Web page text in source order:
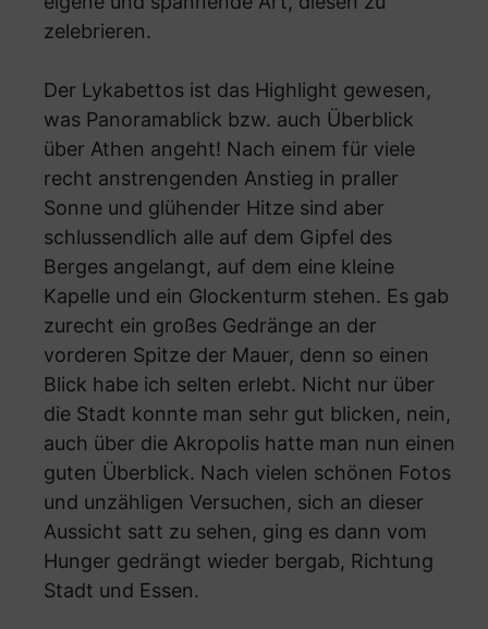
zelebrieren.
Der Lykabettos ist das Highlight gewesen,
was Panoramablick bzw. auch Überblick
über Athen angeht! Nach einem für viele
recht anstrengenden Anstieg in praller
Sonne und glühender Hitze sind aber
schlussendlich alle auf dem Gipfel des
Berges angelangt, auf dem eine kleine
Kapelle und ein Glockenturm stehen. Es gab
zurecht ein großes Gedränge an der
vorderen Spitze der Mauer, denn so einen
Blick habe ich selten erlebt. Nicht nur über
die Stadt konnte man sehr gut blicken, nein,
auch über die Akropolis hatte man nun einen
guten Überblick. Nach vielen schönen Fotos
und unzähligen Versuchen, sich an dieser
Aussicht satt zu sehen, ging es dann vom
Hunger gedrängt wieder bergab, Richtung
Stadt und Essen.